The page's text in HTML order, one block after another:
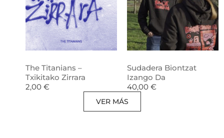
The Titanians –
Txikitako Zirrara
2,00 €
Sudadera Biontzat
Izango Da
40,00 €
VER MÁS